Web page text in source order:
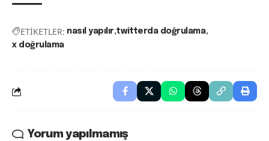
ETİKETLER: nasıl yapılır twitterda doğrulama
x doğrulama
Yorum yapılmamış